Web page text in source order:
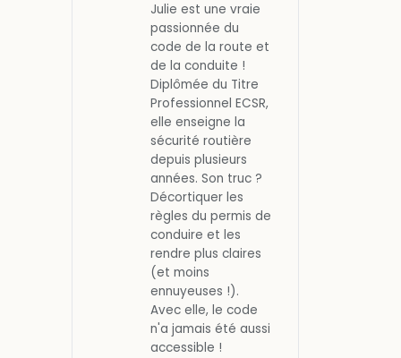
Julie est une vraie
passionnée du
code de la route et
de la conduite !
Diplômée du Titre
Professionnel ECSR,
elle enseigne la
sécurité routière
depuis plusieurs
années. Son truc ?
Décortiquer les
règles du permis de
conduire et les
rendre plus claires
(et moins
ennuyeuses !).
Avec elle, le code
n'a jamais été aussi
accessible !